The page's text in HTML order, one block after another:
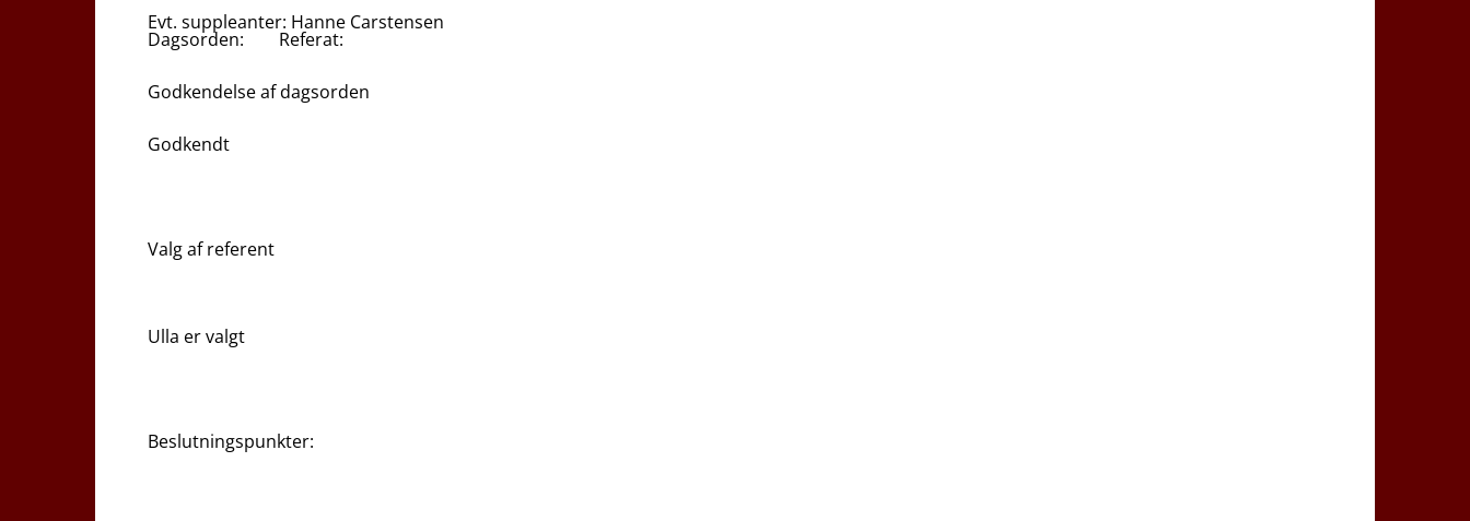
Evt. suppleanter: Hanne Carstensen
Dagsorden: Referat:
Godkendelse af dagsorden
Godkendt
Valg af referent
Ulla er valgt
Beslutningspunkter: